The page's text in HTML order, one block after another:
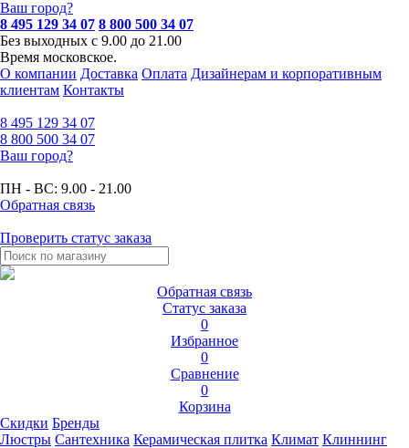
Ваш город?
8 495 129 34 07 8 800 500 34 07
Без выходных с 9.00 до 21.00
Время московское.
О компании Доставка Оплата Дизайнерам и корпоративным
клиентам Контакты
8 495 129 34 07
8 800 500 34 07
Ваш город?
ПН - ВС: 9.00 - 21.00
Обратная связь
Проверить статус заказа
Обратная связь
Статус заказа
0
Избранное
0
Сравнение
0
Корзина
Скидки Бренды
Люстры Сантехника Керамическая плитка Климат Клиннинг